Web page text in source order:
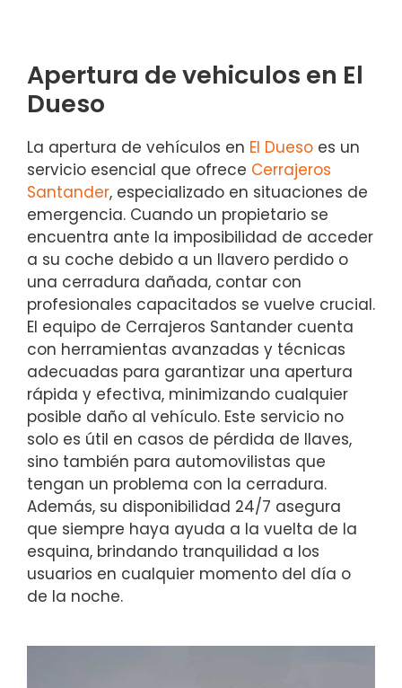
Apertura de vehiculos en El
Dueso
La apertura de vehículos en El Dueso es un
servicio esencial que ofrece Cerrajeros
Santander, especializado en situaciones de
emergencia. Cuando un propietario se
encuentra ante la imposibilidad de acceder
a su coche debido a un llavero perdido o
una cerradura dañada, contar con
profesionales capacitados se vuelve crucial.
El equipo de Cerrajeros Santander cuenta
con herramientas avanzadas y técnicas
adecuadas para garantizar una apertura
rápida y efectiva, minimizando cualquier
posible daño al vehículo. Este servicio no
solo es útil en casos de pérdida de llaves,
sino también para automovilistas que
tengan un problema con la cerradura.
Además, su disponibilidad 24/7 asegura
que siempre haya ayuda a la vuelta de la
esquina, brindando tranquilidad a los
usuarios en cualquier momento del día o
de la noche.